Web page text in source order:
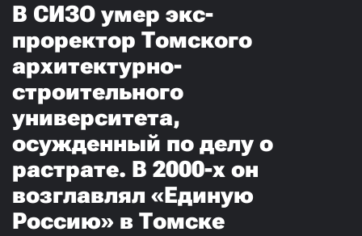
В СИЗО умер экс-
проректор Томского
архитектурно-
строительного
университета,
осужденный по делу о
растрате. В 2000-х он
возглавлял «Единую
Россию» в Томске